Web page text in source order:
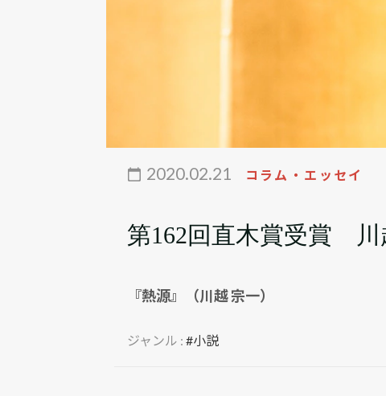
2020.02.21 コラム・エッセイ
第162回直木賞受賞
『熱源』（川越 宗一）
ジャンル : #小説